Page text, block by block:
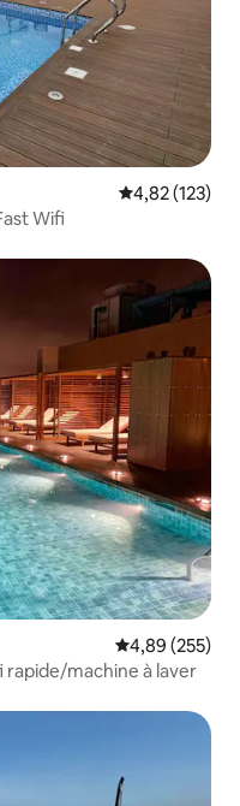
Note
4,82 (123)
Wifi
Note
4,89 (255)
machine à laver